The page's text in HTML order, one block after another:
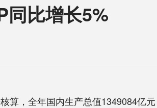
同比增长5%
，全年国内生产总值1349084亿